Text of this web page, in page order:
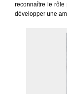
reconnaître le rôle
développer une